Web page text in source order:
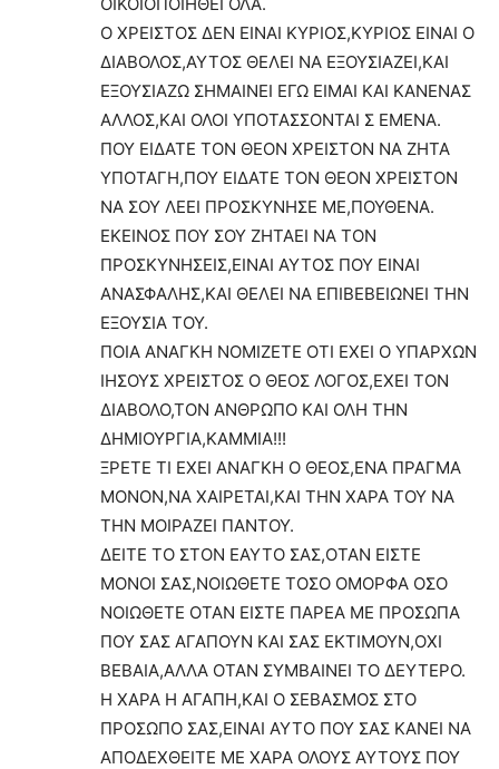
Ο ΧΡΕΙΣΤΟΣ ΔΕΝ ΕΙΝΑΙ ΚΥΡΙΟΣ,ΚΥΡΙΟΣ ΕΙΝΑΙ Ο
ΔΙΑΒΟΛΟΣ,ΑΥΤΟΣ ΘΕΛΕΙ ΝΑ ΕΞΟΥΣΙΑΖΕΙ,ΚΑΙ
ΕΞΟΥΣΙΑΖΩ ΣΗΜΑΙΝΕΙ ΕΓΩ ΕΙΜΑΙ ΚΑΙ ΚΑΝΕΝΑΣ
ΑΛΛΟΣ,ΚΑΙ ΟΛΟΙ ΥΠΟΤΑΣΣΟΝΤΑΙ Σ ΕΜΕΝΑ.
ΠΟΥ ΕΙΔΑΤΕ ΤΟΝ ΘΕΟΝ ΧΡΕΙΣΤΟΝ ΝΑ ΖΗΤΑ
ΥΠΟΤΑΓΗ,ΠΟΥ ΕΙΔΑΤΕ ΤΟΝ ΘΕΟΝ ΧΡΕΙΣΤΟΝ
ΝΑ ΣΟΥ ΛΕΕΙ ΠΡΟΣΚΥΝΗΣΕ ΜΕ,ΠΟΥΘΕΝΑ.
ΕΚΕΙΝΟΣ ΠΟΥ ΣΟΥ ΖΗΤΑΕΙ ΝΑ ΤΟΝ
ΠΡΟΣΚΥΝΗΣΕΙΣ,ΕΙΝΑΙ ΑΥΤΟΣ ΠΟΥ ΕΙΝΑΙ
ΑΝΑΣΦΑΛΗΣ,ΚΑΙ ΘΕΛΕΙ ΝΑ ΕΠΙΒΕΒΕΙΩΝΕΙ ΤΗΝ
ΕΞΟΥΣΙΑ ΤΟΥ.
ΠΟΙΑ ΑΝΑΓΚΗ ΝΟΜΙΖΕΤΕ ΟΤΙ ΕΧΕΙ Ο ΥΠΑΡΧΩΝ
ΙΗΣΟΥΣ ΧΡΕΙΣΤΟΣ Ο ΘΕΟΣ ΛΟΓΟΣ,ΕΧΕΙ ΤΟΝ
ΔΙΑΒΟΛΟ,ΤΟΝ ΑΝΘΡΩΠΟ ΚΑΙ ΟΛΗ ΤΗΝ
ΔΗΜΙΟΥΡΓΙΑ,ΚΑΜΜΙΑ!!!
ΞΡΕΤΕ ΤΙ ΕΧΕΙ ΑΝΑΓΚΗ Ο ΘΕΟΣ,ΕΝΑ ΠΡΑΓΜΑ
ΜΟΝΟΝ,ΝΑ ΧΑΙΡΕΤΑΙ,ΚΑΙ ΤΗΝ ΧΑΡΑ ΤΟΥ ΝΑ
ΤΗΝ ΜΟΙΡΑΖΕΙ ΠΑΝΤΟΥ.
ΔΕΙΤΕ ΤΟ ΣΤΟΝ ΕΑΥΤΟ ΣΑΣ,ΟΤΑΝ ΕΙΣΤΕ
ΜΟΝΟΙ ΣΑΣ,ΝΟΙΩΘΕΤΕ ΤΟΣΟ ΟΜΟΡΦΑ ΟΣΟ
ΝΟΙΩΘΕΤΕ ΟΤΑΝ ΕΙΣΤΕ ΠΑΡΕΑ ΜΕ ΠΡΟΣΩΠΑ
ΠΟΥ ΣΑΣ ΑΓΑΠΟΥΝ ΚΑΙ ΣΑΣ ΕΚΤΙΜΟΥΝ,ΟΧΙ
ΒΕΒΑΙΑ,ΑΛΛΑ ΟΤΑΝ ΣΥΜΒΑΙΝΕΙ ΤΟ ΔΕΥΤΕΡΟ.
Η ΧΑΡΑ Η ΑΓΑΠΗ,ΚΑΙ Ο ΣΕΒΑΣΜΟΣ ΣΤΟ
ΠΡΟΣΩΠΟ ΣΑΣ,ΕΙΝΑΙ ΑΥΤΟ ΠΟΥ ΣΑΣ ΚΑΝΕΙ ΝΑ
ΑΠΟΔΕΧΘΕΙΤΕ ΜΕ ΧΑΡΑ ΟΛΟΥΣ ΑΥΤΟΥΣ ΠΟΥ